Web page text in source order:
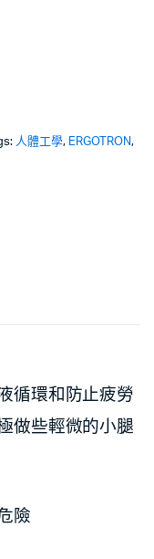
人體工學, ERGOTRON,
循環和防止疲勞
做些輕微的小腿
險